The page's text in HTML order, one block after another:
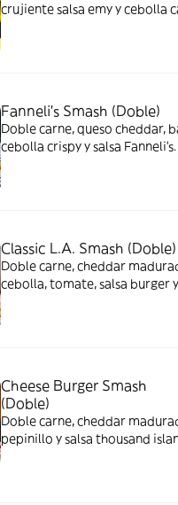
crujiente salsa emy y cebolla
Fanneli's Smash (Doble)
Doble carne, queso cheddar,
cebolla crispy y salsa Fanneli's.
Classic L.A. Smash (Doble)
Doble carne, cheddar
cebolla, tomate, salsa burger
Cheese Burger Smash
(Doble)
Doble carne, cheddar
pepinillo y salsa thousand